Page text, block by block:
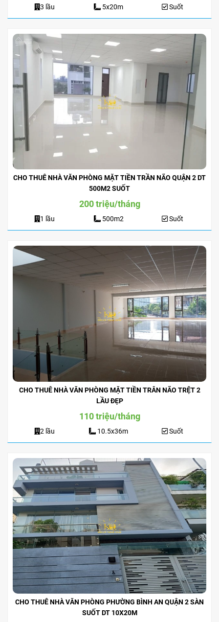
3 lầu 5x20m Suốt
CHO THUÊ NHÀ VĂN PHÒNG MẶT TIỀN TRẦN NÃO QUẬN 2 DT
500M2 SUỐT
200 triệu/tháng
1 lầu 500m2 Suốt
CHO THUÊ NHÀ VĂN PHÒNG MẶT TIỀN TRÂN NÃO TRỆT 2
LẦU ĐẸP
110 triệu/tháng
2 lầu 10.5x36m Suốt
CHO THUÊ NHÀ VĂN PHÒNG PHƯỜNG BÌNH AN QUẬN 2 SÀN
SUỐT DT 10X20M